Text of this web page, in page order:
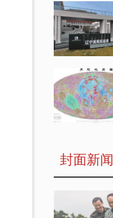
封面新闻